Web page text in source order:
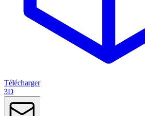
Télécharger
3D